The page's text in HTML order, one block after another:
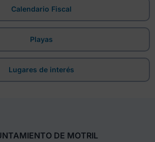
Calendario Fiscal
Playas
Lugares de interés
DE MOTRIL